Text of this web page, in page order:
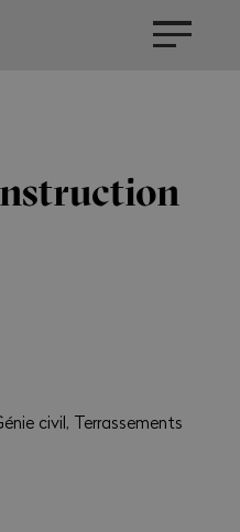
civil, Terrassements